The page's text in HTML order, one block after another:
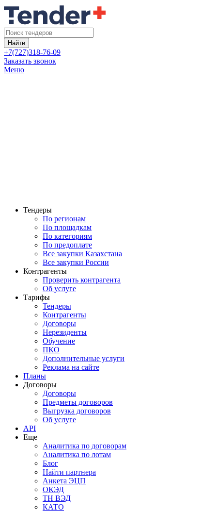
Найти
+7(727)318-76-09
Заказать звонок
Меню
Тендеры
По регионам
По площадкам
По категориям
По предоплате
Все закупки Казахстана
Все закупки России
Контрагенты
Проверить контрагента
Об услуге
Тарифы
Тендеры
Контрагенты
Договоры
Нерезиденты
Обучение
ПКО
Дополнительные услуги
Реклама на сайте
Планы
Договоры
Договоры
Предметы договоров
Выгрузка договоров
Об услуге
API
Еще
Аналитика по договорам
Аналитика по лотам
Блог
Найти партнера
Анкета ЭЦП
ОКЭД
ТН ВЭД
КАТО